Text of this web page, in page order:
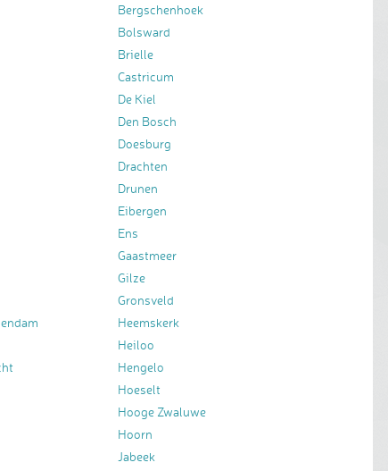
Bergschenhoek
Bolsward
Brielle
Castricum
De Kiel
Den Bosch
Doesburg
Drachten
Drunen
Eibergen
Ens
Gaastmeer
Gilze
Gronsveld
Heemskerk
Heiloo
Hengelo
Hoeselt
Hooge Zwaluwe
Hoorn
Jabeek